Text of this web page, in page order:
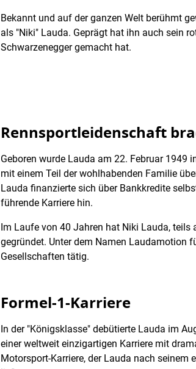
Bekannt und auf der ganzen Welt berühmt
als "Niki" Lauda. Geprägt hat ihn auch sein
Schwarzenegger gemacht hat.
Rennsportleidenschaft
Geboren wurde Lauda am 22. Februar 1949
mit einem Teil der wohlhabenden Familie
Lauda finanzierte sich über Bankkredite
führende Karriere hin.
Im Laufe von 40 Jahren hat Niki Lauda,
gegründet. Unter dem Namen Laudamotion
Gesellschaften tätig.
Formel-1-Karriere
In der "Königsklasse" debütierte Lauda im
einer weltweit einzigartigen Karriere mit
Motorsport-Karriere, der Lauda nach